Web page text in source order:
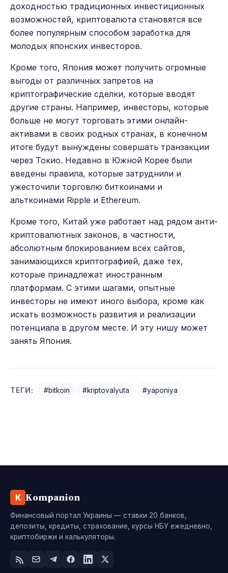
доходностью традиционных инвестиционных
возможностей, криптовалюта становятся все
более популярным способом заработка для
молодых японских инвесторов.
Кроме того, Япония может получить огромные
выгоды от различных запретов на
криптографические сделки, которые вводят
другие страны. Например, инвесторы, которые
больше не могут торговать этими онлайн-
активами в своих родных странах, в конечном
итоге будут вынуждены совершать транзакции
через Токио. Недавно в Южной Корее были
введены правила, которые затруднили и
ужесточили торговлю биткоинами и
альткоинами Ripple и Ethereum.
Кроме того, Китай уже работает над рядом анти-
криптовалютных законов, в частности,
абсолютным блокированием всех сайтов,
занимающихся криптографией, даже тех,
которые принадлежат иностранным
платформам. С этими шагами, опытные
инвесторы не имеют иного выбора, кроме как
искать возможность развития и реализации
потенциала в другом месте. И эту нишу может
занять Япония.
ТЕГИ: #bitkoin #kriptovalyuta #yaponiya
K Kompanion
Финансовый портал Украины — ставки 20 банков,
депозиты, кредиты, страхование, курсы НБУ ежедневно,
криптобиржи и калькуляторы.